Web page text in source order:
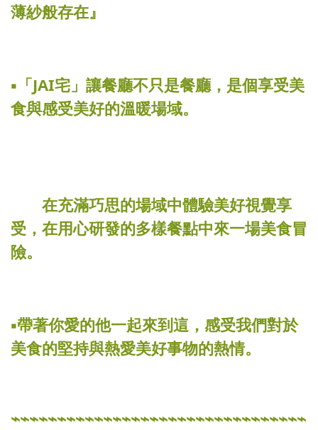
薄紗般存在』
▪️「JAI宅」讓餐廳不只是餐廳，是個享受美
食與感受美好的溫暖場域。
在充滿巧思的場域中體驗美好視覺享
受，在用心研發的多樣餐點中來一場美食冒
險。
▪️帶著你愛的他一起來到這，感受我們對於
美食的堅持與熱愛美好事物的熱情。
⌁⌁⌁⌁⌁⌁⌁⌁⌁⌁⌁⌁⌁⌁⌁⌁⌁⌁⌁⌁⌁⌁⌁⌁⌁⌁⌁⌁⌁⌁⌁⌁